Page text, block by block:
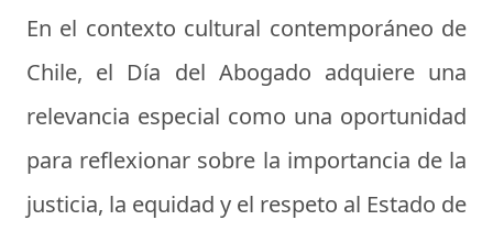
En el contexto cultural contemporáneo de
Chile, el Día del Abogado adquiere una
relevancia especial como una oportunidad
para reflexionar sobre la importancia de la
justicia, la equidad y el respeto al Estado de